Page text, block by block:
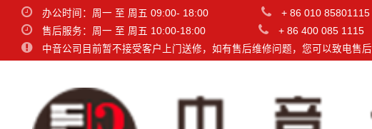
办公时间：周一 至 周五 09:00- 18:00 + 86 010 85801115
售后服务：周一 至 周五 10:00-18:00
+ 86 400 085 1115
中音公司目前暂不接受客户上门送修，如有售后维修问题，您可以致电售